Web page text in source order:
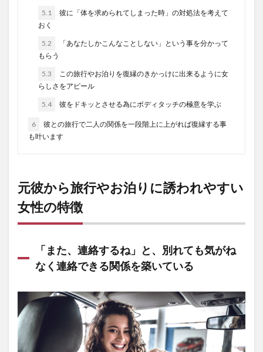
5.1
彼に「体を求められてしまった時」の対処法を考えて
おく
5.2
「あなたしかこんなことしない」という事を分かって
もらう
5.3
この旅行やお泊りを復縁のきかっけに出来るように女
らしさをアピール
5.4 彼をドキッとさせる為にボディタッチの極意を学ぶ
6
彼との旅行で二人の関係を一段階上に上がれば復縁する事
も叶います
元彼から旅行やお泊りに誘われやすい
女性の特徴
「また、連絡するね」と、別れても気がね
なく連絡できる関係を築いている